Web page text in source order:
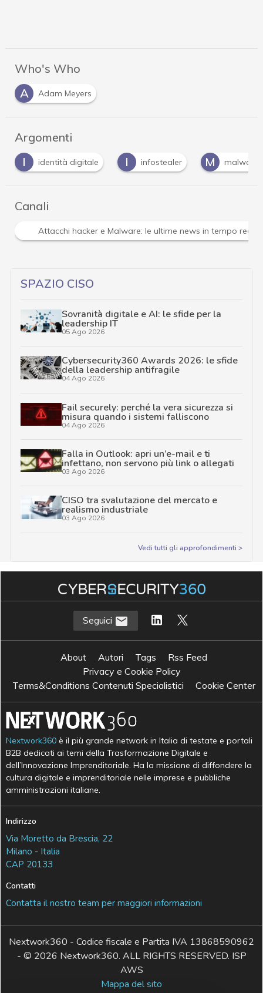
Who's Who
A
Adam Meyers
Argomenti
I
infostealer M malware P password
Canali
Attacchi hacker e Malware: le ultime news in tempo
SPAZIO CISO
Sovranità digitale e AI: le sfide per la
leadership IT
05 Ago 2026
Cybersecurity360 Awards 2026: le sfide
della leadership antifragile
04 Ago 2026
Fail securely: perché la vera sicurezza si
misura quando i sistemi falliscono
04 Ago 2026
Falla in Outlook: apri un’e-mail e ti
infettano, non servono più link o allegati
03 Ago 2026
CISO tra svalutazione del mercato e
realismo industriale
03 Ago 2026
Vedi tutti gli approfondimenti >
Seguici
About Autori Tags
Rss Feed
Privacy e Cookie Policy
Terms&Conditions Contenuti Specialistici
Cookie Center
Nextwork360 è il più grande network in Italia di testate e portali
B2B dedicati ai temi della Trasformazione Digitale e
dell’Innovazione Imprenditoriale. Ha la missione di diffondere la
cultura digitale e imprenditoriale nelle imprese e pubbliche
amministrazioni italiane.
Indirizzo
Via Moretto da Brescia, 22
Milano - Italia
CAP 20133
Contatti
Contatta il nostro team per maggiori informazioni
Nextwork360 - Codice fiscale e Partita IVA 13868590962
- © 2026 Nextwork360. ALL RIGHTS RESERVED. ISP
AWS
Mappa del sito